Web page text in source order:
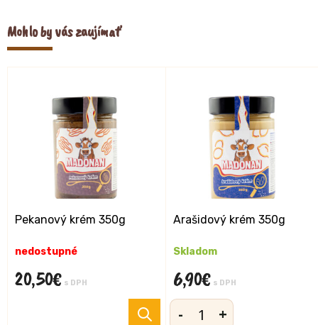
Mohlo by vás zaujímať
Pekanový krém 350g
nedostupné
20,50€ s DPH
Arašidový krém 350g
Skladom
6,90€ s DPH
- +